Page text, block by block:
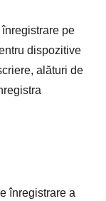
înregistrare pe
dispozitive
alături de
înregistrare a